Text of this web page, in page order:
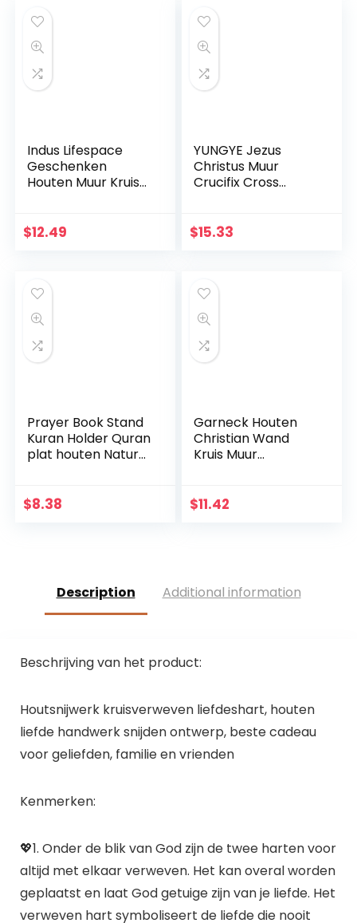
Indus Lifespace
Geschenken
Houten Muur Kruis
met Hand
Woonkamer Decor
Lichtgewicht
$12.49
YUNGYE Jezus
Christus Muur
Crucifix Cross
Jezus Christus Op
$15.33
Prayer Book Stand
Kuran Holder Quran
plat houten Natural
Supplies
$8.38
Garneck Houten
Christian Wand
Kruis Muur
Jezus Kruis
$11.42
Description Additional information
Beschrijving van het product:
Houtsnijwerk kruisverweven liefdeshart, houten
liefde handwerk snijden ontwerp, beste cadeau
voor geliefden, familie en vrienden
Kenmerken:
💖1. Onder de blik van God zijn de twee harten voor
altijd met elkaar verweven. Het kan overal worden
geplaatst en laat God getuige zijn van je liefde. Het
verweven hart symboliseert de liefde die nooit